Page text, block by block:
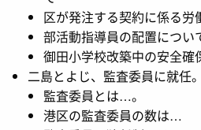
区が発注する契約に係る労
部活動指導員の配置につい
御田小学校改築中の安全確
二島とよじ、監査委員に就任。
監査委員とは…。
港区の監査委員の数は…